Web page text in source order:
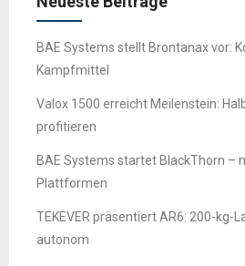
BAE Systems stellt Brontanax vor:
Kampfmittel
Valox 1500 erreicht Meilenstein:
profitieren
BAE Systems startet BlackThorn –
Plattformen
TEKEVER präsentiert AR6: 200-kg-
autonom